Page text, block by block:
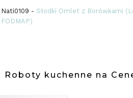
Nati0109 - Słodki Omlet z Borówkami
FODMAP)
Roboty kuchenne na